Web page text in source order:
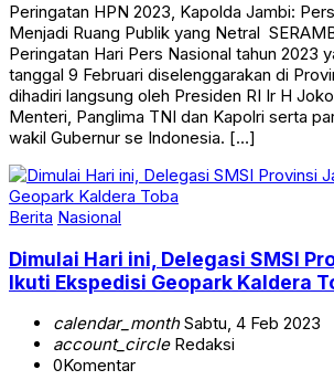
Peringatan HPN 2023, Kapolda Jambi:
Menjadi Ruang Publik yang Netral
Peringatan Hari Pers Nasional tahun 2023
tanggal 9 Februari diselenggarakan di
dihadiri langsung oleh Presiden RI Ir H
Menteri, Panglima TNI dan Kapolri serta
wakil Gubernur se Indonesia. […]
Berita Nasional
Dimulai Hari ini, Delegasi SMSI
Ikuti Ekspedisi Geopark Kaldera
calendar_monthSabtu, 4 Feb 2023
account_circleRedaksi
0Komentar